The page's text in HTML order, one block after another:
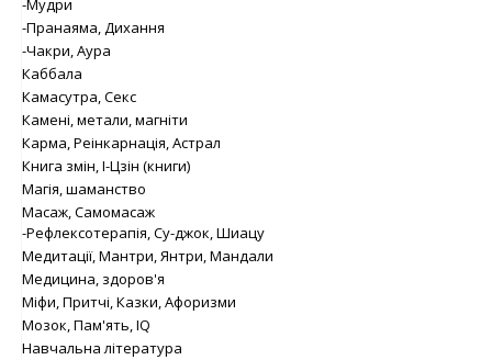
-Мудри
-Пранаяма, Дихання
-Чакри, Аура
Каббала
Камасутра, Секс
Камені, метали, магніти
Карма, Реінкарнація, Астрал
Книга змін, І-Цзін (книги)
Магія, шаманство
Масаж, Самомасаж
-Рефлексотерапія, Су-джок, Шиацу
Медитації, Мантри, Янтри, Мандали
Медицина, здоров'я
Міфи, Притчі, Казки, Афоризми
Мозок, Пам'ять, IQ
Навчальна література